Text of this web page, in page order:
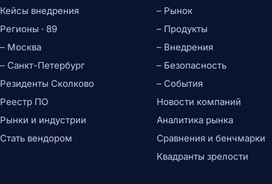
Кейсы внедрения
Регионы · 89
– Москва
– Санкт-Петербург
Резиденты Сколково
Реестр ПО
Рынки и индустрии
Стать вендором
– Рынок
– Продукты
– Внедрения
– Безопасность
– События
Новости компаний
Аналитика рынка
Сравнения и бенчмарки
Квадранты зрелости